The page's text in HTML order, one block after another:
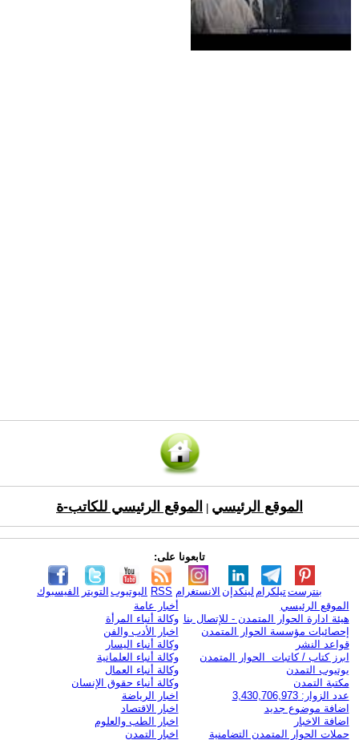
الموقع الرئيسي الموقع الرئيسي للكاتب-ة
تابعونا على:
الفيسبوك التويتر اليوتيوب RSS الانستغرام لينكدإن تيلكرامبنترست
الموقع الرئيسي
هيئة ادارة الحوار المتمدن - للإتصال بنا
إحصائيات مؤسسة الحوار المتمدن
قواعد النشر
ابرز كتاب / كاتبات الحوار المتمدن
يوتيوب التمدن
مكتبة التمدن
عدد الزوار: 3,430,706,973
اضافة موضوع جديد
اضافة الاخبار
حملات الحوار المتمدن التضامنية
أخبار عامة
وكالة أنباء المرأة
اخبار الأدب والفن
وكالة أنباء اليسار
وكالة أنباء العلمانية
وكالة أنباء العمال
وكالة أنباء حقوق الإنسان
اخبار الرياضة
اخبار الاقتصاد
اخبار الطب والعلوم
اخبار التمدن